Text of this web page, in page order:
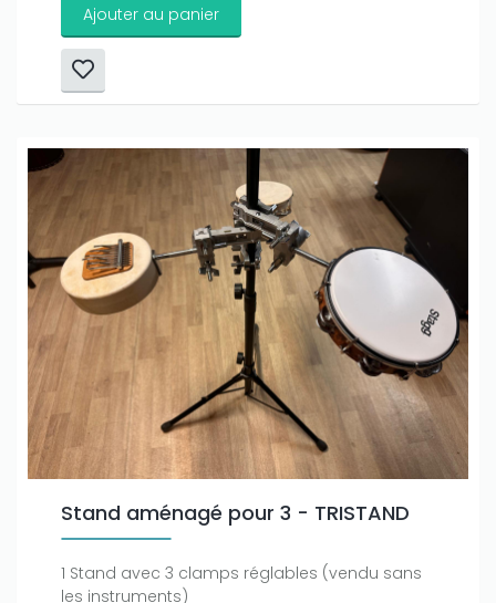
Ajouter au panier
Stand aménagé pour 3 - TRISTAND
1 Stand avec 3 clamps réglables (vendu sans
les instruments)